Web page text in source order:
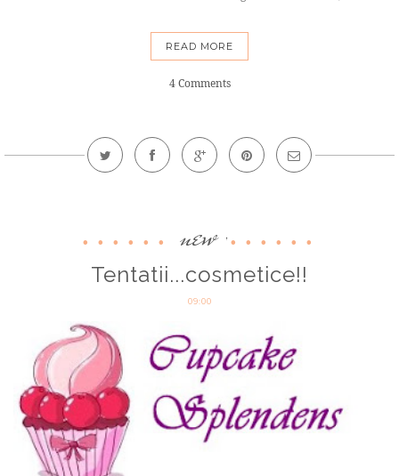
READ MORE
4 Comments
new ,
Tentatii...cosmetice!!
09:00